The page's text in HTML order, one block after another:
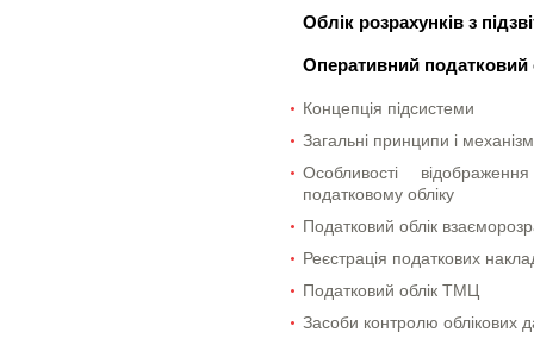
Облік розрахунків з
Оперативний податковий
Концепція підсистеми
Загальні принципи і
Особливості
податковому обліку
Податковий облік
Реєстрація податкових
Податковий облік ТМЦ
Засоби контролю облікових